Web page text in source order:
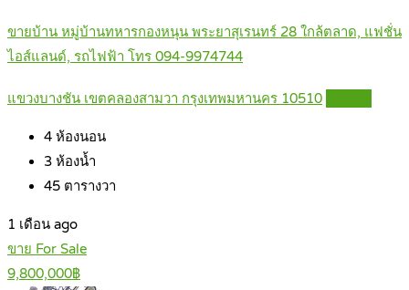
ขายบ้าน หมู่บ้านทหารกองหนุน พระยาสุเรนทร์ 28 ใกล้ตลาด, แฟชั่น
ไอส์แลนด์, รถไฟฟ้า โทร 094-9974744
แขวงบางชัน เขตคลองสามวา กรุงเทพมหานคร 10510
4 ห้องนอน
3 ห้องน้ำ
45 ตารางวา
1 เดือน ago
ขาย For Sale
9,800,000฿